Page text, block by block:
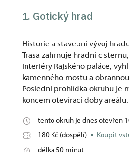
1. Gotický hrad
Historie a stavební vývoj
Trasa zahrnuje hradní
interiéry Rajského paláce,
kamenného mostu a
Poslední prohlídka okruhu je
koncem otevírací doby areálu.
tento okruh je dnes otevřen
180 Kč (dospělí)
Koupit
délka 50 minut